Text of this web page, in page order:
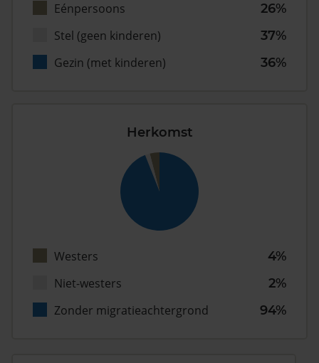
Eénpersoons
26%
Stel (geen kinderen)
37%
Gezin (met kinderen)
36%
Herkomst
Westers
4%
Niet-westers
2%
Zonder migratieachtergrond
94%